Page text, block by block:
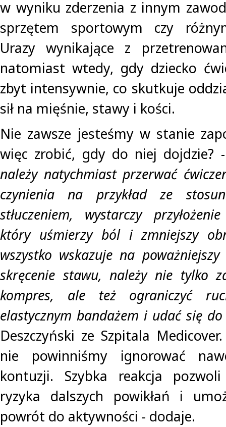
w wyniku zderzenia z innym
sprzętem sportowym czy
Urazy wynikające z
natomiast wtedy, gdy dziecko
zbyt intensywnie, co skutkuje
sił na mięśnie, stawy i kości.
Nie zawsze jesteśmy w stanie
więc zrobić, gdy do niej dojdzie?
należy natychmiast przerwać
czynienia na przykład ze
stłuczeniem, wystarczy
który uśmierzy ból i zmniejszy
wszystko wskazuje na poważniejszy
skręcenie stawu, należy nie tylko
kompres, ale też ograniczyć
elastycznym bandażem i udać się
Deszczyński ze Szpitala
nie powinniśmy ignorować
kontuzji. Szybka reakcja
ryzyka dalszych powikłań i
powrót do aktywności - dodaje.